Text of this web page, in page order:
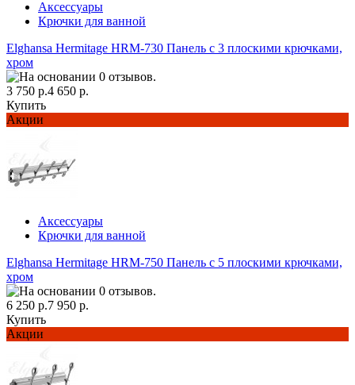
Аксессуары
Крючки для ванной
Elghansa Hermitage HRM-730 Панель с 3 плоскими крючками,
хром
3 750 р.4 650 р.
Купить
Акции
Аксессуары
Крючки для ванной
Elghansa Hermitage HRM-750 Панель с 5 плоскими крючками,
хром
6 250 р.7 950 р.
Купить
Акции